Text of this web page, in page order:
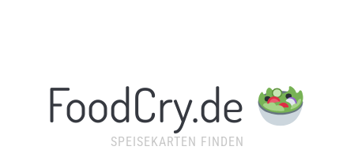
FoodCry.de
SPEISEKARTEN FINDEN